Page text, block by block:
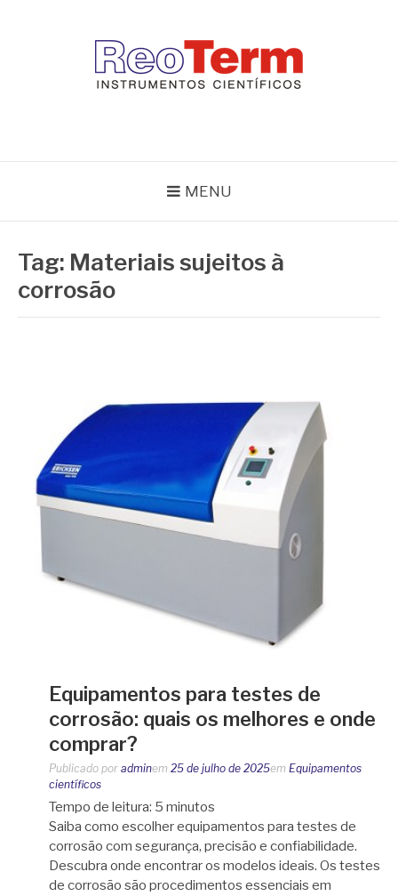
MENU
Tag: Materiais sujeitos à
corrosão
Equipamentos para testes de
corrosão: quais os melhores e onde
comprar?
Publicado por adminem 25 de julho de 2025em Equipamentos
científicos
Tempo de leitura: 5 minutos
Saiba como escolher equipamentos para testes de
corrosão com segurança, precisão e confiabilidade.
Descubra onde encontrar os modelos ideais. Os testes
de corrosão são procedimentos essenciais em